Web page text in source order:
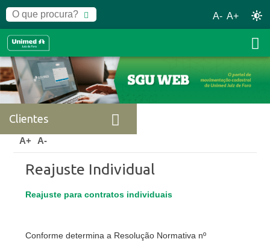
A- A+
Clientes
Home Clientes
A+ A-
Reajuste Individual
Reajuste para contratos individuais
Conforme determina a Resolução Normativa nº